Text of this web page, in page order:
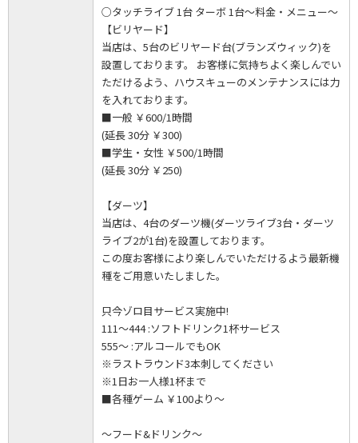
○タッチライブ 1台 ターボ 1台～料金・メニュー～
【ビリヤード】
当店は、5台のビリヤード台(ブランズウィック)を
設置しております。 お客様に気持ちよく楽しんでい
ただけるよう、ハウスキューのメンテナンスには力
を入れております。
■一般 ￥600/1時間
(延長 30分 ￥300)
■学生・女性 ￥500/1時間
(延長 30分 ￥250)
【ダーツ】
当店は、4台のダーツ機(ダーツライブ3台・ダーツ
ライブ2が1台)を設置しております。
この度お客様により楽しんでいただけるよう最新機
種をご用意いたしました。
只今ゾロ目サービス実施中!
111～444 :ソフトドリンク1杯サービス
555～ :アルコールでもOK
※ラストラウンド3本刺してください
※1日お一人様1杯まで
■各種ゲーム ￥100より～
～フード&ドリンク～